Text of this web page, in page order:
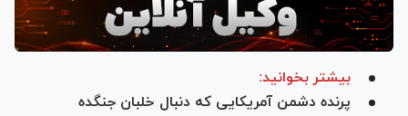
بیشتر بخوانید:
پرنده دشمن آمریکایی که دنبال خلبان جنگده